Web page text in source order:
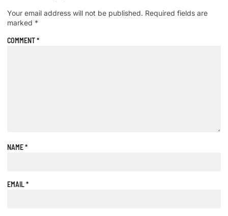
Your email address will not be published. Required fields are
marked *
COMMENT*
NAME*
EMAIL*